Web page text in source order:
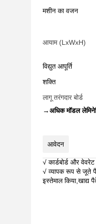
मशीन का वजन
आयाम (LxWxH)
विद्युत आपूर्ति
शक्ति
लागू तरंगदार बोर्ड
→अधिक मॉडल
आवेदन
√ कार्डबोर्ड और वेवरेट
√ व्यापक रूप से जूते
इस्तेमाल किया,खाद्य